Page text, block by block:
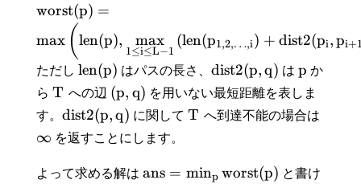
worst(p) =
max (len(p),
1≤i≤L−1
max (len(p1,2,…,i) + dist2(pi,pi+
ただし len(p) はパスの長さ、dist2(p,q) はp か
ら T への辺 (p, q) を用いない最短距離を表しま
す。 dist2(p,q) に関して T へ到達不能の場合は
∞ を返すことにします。
よって求める解は ans = minp worst(p) と書け